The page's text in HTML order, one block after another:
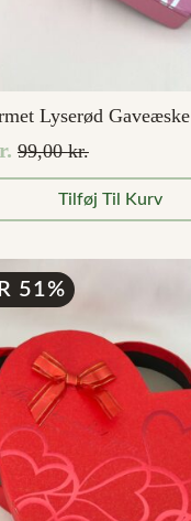
Lyserød Gaveæske
99,00kr.
Tilføj Til Kurv
51%